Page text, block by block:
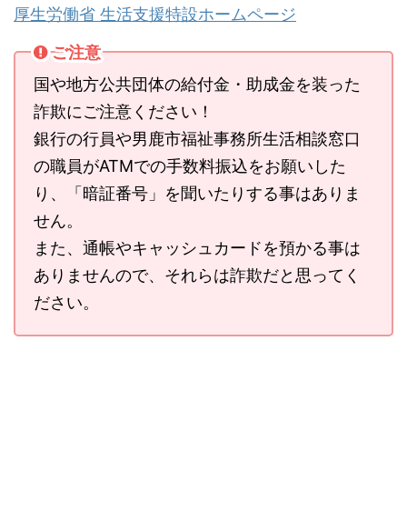
厚生労働省 生活支援特設ホームページ
ご注意
国や地方公共団体の給付金・助成金を装った
詐欺にご注意ください！
銀行の行員や男鹿市福祉事務所生活相談窓口
の職員がATMでの手数料振込をお願いした
り、「暗証番号」を聞いたりする事はありま
せん。
また、通帳やキャッシュカードを預かる事は
ありませんので、それらは詐欺だと思ってく
ださい。